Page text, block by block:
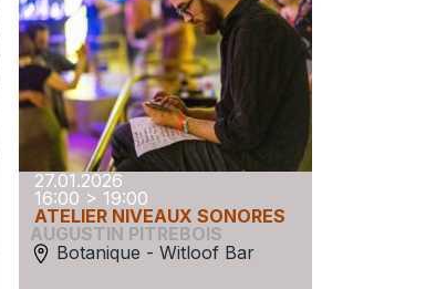
27.01.2026
16:00 > 19:00
​​ATELIER NIVEAUX SONORES
AUGUSTIN PITREBOIS
Botanique - Witloof Bar